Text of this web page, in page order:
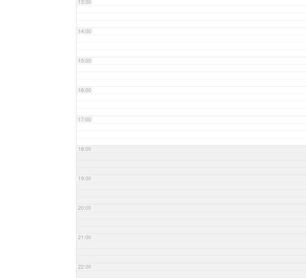
13:00
14:00
15:00
16:00
17:00
18:00
19:00
20:00
21:00
22:00